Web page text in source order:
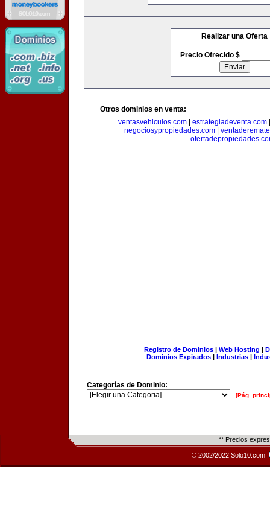
Realizar una Oferta
Precio Ofrecido $
Otros dominios en venta:
ventasvehiculos.com
estrategiadeventa.com
negociosypropiedades.com
Registro de Dominios| Web Hosting |
Dominios Expirados | Industrias |
Categorías de Dominio:
[Pág.
** Precios
© 2002/2022 Solo10.com